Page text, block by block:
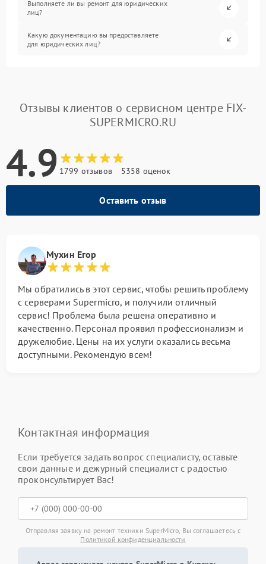
Выполняете ли вы ремонт для юридических
лиц?
Какую документацию вы предоставляете
для юридических лиц?
Отзывы клиентов о сервисном центре FIX-
SUPERMICRO.RU
4.9 1799 отзывов 5358 оценок
Оставить отзыв
Мухин Егор
Мы обратились в этот сервис, чтобы решить проблему
с серверами Supermicro, и получили отличный
сервис! Проблема была решена оперативно и
качественно. Персонал проявил профессионализм и
дружелюбие. Цены на их услуги оказались весьма
доступными. Рекомендую всем!
Контактная информация
Если требуется задать вопрос специалисту, оставьте
свои данные и дежурный специалист с радостью
проконсультирует Вас!
Отправляя заявку на ремонт техники SuperMicro, Вы соглашаетесь с
Политикой конфиденциальности